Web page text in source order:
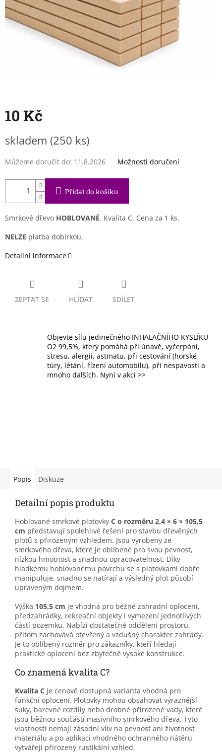
10 Kč
cena:
skladem (250 ks)
Můžeme doručit do: 11.8.2026 Možnosti doručení
Přidat do košíku
Smrkové dřevo HOBLOVANÉ. Kvalita C. Cena za 1 ks.
NELZE platba dobírkou.
Detailní informace
ZEPTAT SE HLÍDAT SDÍLET
Objevte sílu jedinečného INHALAČNÍHO KYSLÍKU
O2 99,5%, který pomáhá při únavě, vyčerpání,
stresu, alergii, astmatu, při cestování (horské
túry, létání, řízení automobilu), při nespavosti a
mnoho dalších. Nyní v akci >>
Popis Diskuze
Detailní popis produktu
Hoblované smrkové plotovky C o rozměru 2,4 × 6 × 105,5
cm představují spolehlivé řešení pro stavbu dřevěných
plotů s přirozeným vzhledem. Jsou vyrobeny ze
smrkového dřeva, které je oblíbené pro svou pevnost,
nízkou hmotnost a snadnou opracovatelnost. Díky
hladkému hoblovanému povrchu se s plotovkami dobře
manipuluje, snadno se natírají a výsledný plot působí
upraveným dojmem.
Výška 105,5 cm je vhodná pro běžné zahradní oplocení,
předzahrádky, rekreační objekty i vymezení jednotlivých
částí pozemku. Nabízí dostatečné oddělení prostoru,
přitom zachovává otevřený a vzdušný charakter zahrady.
Je to oblíbený rozměr pro zákazníky, kteří hledají
praktické oplocení bez zbytečně vysoké konstrukce.
Co znamená kvalita C?
Kvalita C je cenově dostupná varianta vhodná pro
funkční oplocení. Plotovky mohou obsahovat výraznější
suky, barevné rozdíly nebo drobné přirozené vady, které
jsou běžnou součástí masivního smrkového dřeva. Tyto
vlastnosti nemají zásadní vliv na pevnost ani životnost
materiálu a po aplikaci vhodného ochranného nátěru
vytvářejí přirozený rustikální vzhled.